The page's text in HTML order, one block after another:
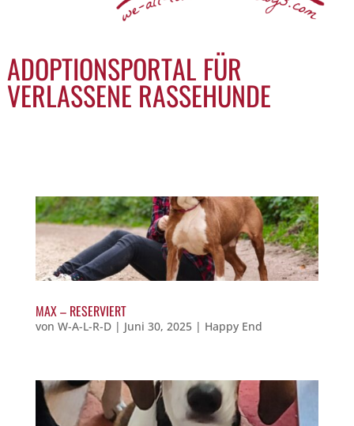
ADOPTIONSPORTAL FÜR
VERLASSENE RASSEHUNDE
MAX – RESERVIERT
von W-A-L-R-D| Juni 30, 2025| Happy End